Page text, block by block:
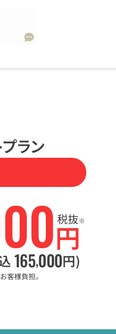
ラン
円
税抜※
165,000円)
客様負担。